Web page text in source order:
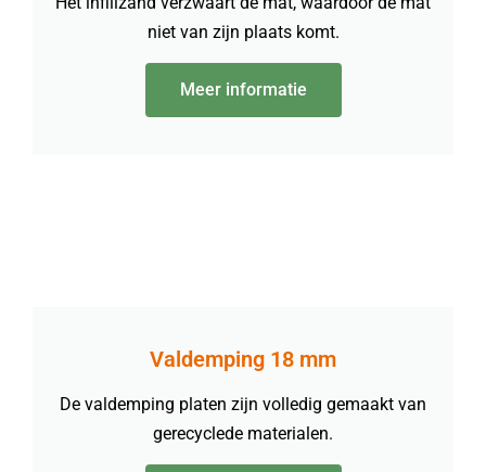
niet van zijn plaats komt.
Meer informatie
Valdemping 18 mm
De valdemping platen zijn volledig gemaakt van
gerecyclede materialen.